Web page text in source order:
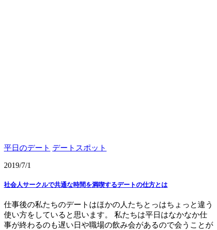
平日のデート デートスポット
2019/7/1
社会人サークルで共通な時間を満喫するデートの仕方とは
仕事後の私たちのデートはほかの人たちとっはちょっと違う
使い方をしていると思います。 私たちは平日はなかなか仕
事が終わるのも遅い日や職場の飲み会があるので会うことが